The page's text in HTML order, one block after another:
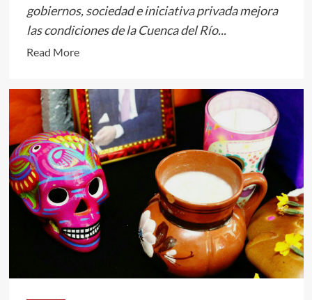
gobiernos, sociedad e iniciativa privada mejora
las condiciones de la Cuenca del Río...
Read MoreRead
about
PROMUEVE
GOBIERNO
EDOMÉX
OPCIONES
PARA
DISMINUIR
LA
SOBREXPLOTACIÓN
DE